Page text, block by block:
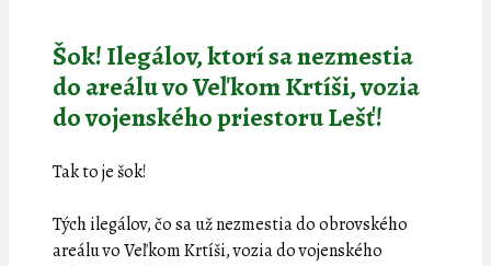
Šok! Ilegálov, ktorí sa nezmestia
do areálu vo Veľkom Krtíši, vozia
do vojenského priestoru Lešť!
Tak to je šok!
Tých ilegálov, čo sa už nezmestia do obrovského
areálu vo Veľkom Krtíši, vozia do vojenského